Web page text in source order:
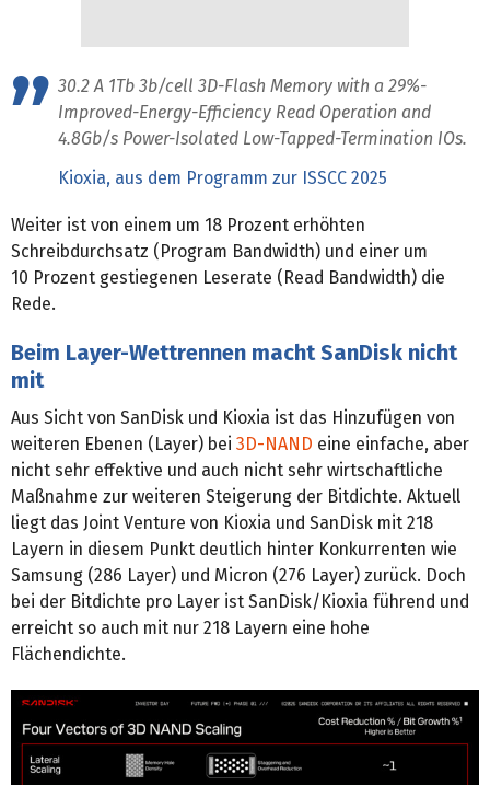
30.2 A 1Tb 3b/cell 3D-Flash Memory with a 29%-
Improved-Energy-Efficiency Read Operation and
4.8Gb/s Power-Isolated Low-Tapped-Termination IOs.
Kioxia, aus dem Programm zur ISSCC 2025
Weiter ist von einem um 18 Prozent erhöhten
Schreibdurchsatz (Program Bandwidth) und einer um
10 Prozent gestiegenen Leserate (Read Bandwidth) die
Rede.
Beim Layer-Wettrennen macht SanDisk nicht
mit
Aus Sicht von SanDisk und Kioxia ist das Hinzufügen von
weiteren Ebenen (Layer) bei 3D-NAND eine einfache, aber
nicht sehr effektive und auch nicht sehr wirtschaftliche
Maßnahme zur weiteren Steigerung der Bitdichte. Aktuell
liegt das Joint Venture von Kioxia und SanDisk mit 218
Layern in diesem Punkt deutlich hinter Konkurrenten wie
Samsung (286 Layer) und Micron (276 Layer) zurück. Doch
bei der Bitdichte pro Layer ist SanDisk/Kioxia führend und
erreicht so auch mit nur 218 Layern eine hohe
Flächendichte.